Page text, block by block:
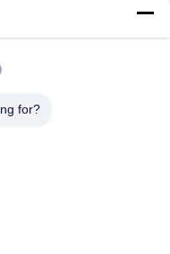
for?